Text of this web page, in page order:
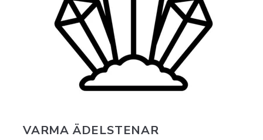
VARMA ÄDELSTENAR